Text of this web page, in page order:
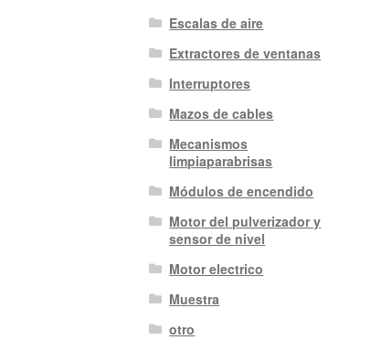
Escalas de aire
Extractores de ventanas
Interruptores
Mazos de cables
Mecanismos
limpiaparabrisas
Módulos de encendido
Motor del pulverizador y
sensor de nivel
Motor electrico
Muestra
otro